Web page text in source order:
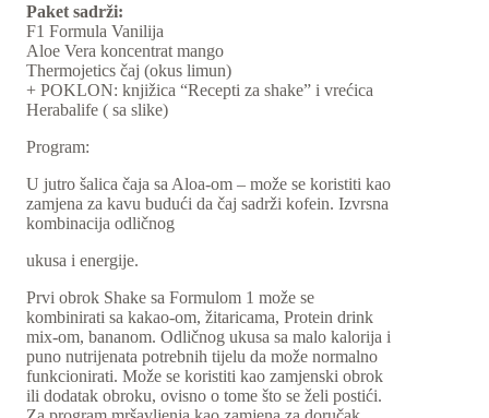
Paket sadrži:
F1 Formula Vanilija
Aloe Vera koncentrat mango
Thermojetics čaj (okus limun)
+ POKLON: knjižica “Recepti za shake” i vrećica
Herabalife ( sa slike)
Program:
U jutro šalica čaja sa Aloa-om – može se koristiti kao
zamjena za kavu budući da čaj sadrži kofein. Izvrsna
kombinacija odličnog
ukusa i energije.
Prvi obrok Shake sa Formulom 1 može se
kombinirati sa kakao-om, žitaricama, Protein drink
mix-om, bananom. Odličnog ukusa sa malo kalorija i
puno nutrijenata potrebnih tijelu da može normalno
funkcionirati. Može se koristiti kao zamjenski obrok
ili dodatak obroku, ovisno o tome što se želi postići.